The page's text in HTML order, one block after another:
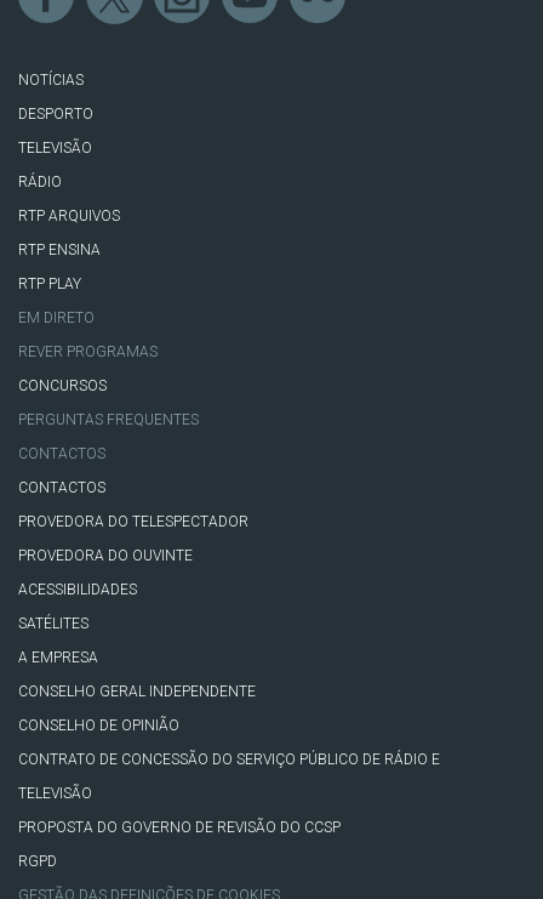
NOTÍCIAS
DESPORTO
TELEVISÃO
RÁDIO
RTP ARQUIVOS
RTP ENSINA
RTP PLAY
EM DIRETO
REVER PROGRAMAS
CONCURSOS
PERGUNTAS FREQUENTES
CONTACTOS
CONTACTOS
PROVEDORA DO TELESPECTADOR
PROVEDORA DO OUVINTE
ACESSIBILIDADES
SATÉLITES
A EMPRESA
CONSELHO GERAL INDEPENDENTE
CONSELHO DE OPINIÃO
CONTRATO DE CONCESSÃO DO SERVIÇO PÚBLICO DE RÁDIO E
TELEVISÃO
PROPOSTA DO GOVERNO DE REVISÃO DO CCSP
RGPD
GESTÃO DAS DEFINIÇÕES DE COOKIES